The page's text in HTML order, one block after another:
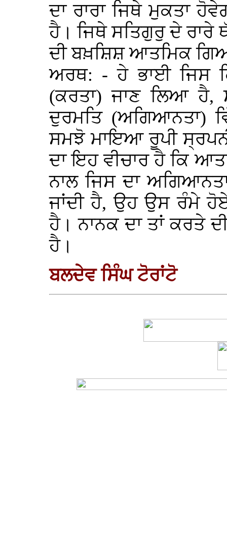
ਦਾ ਰਾਰਾ ਜਿਥੇ ਮੁਕਤਾ
ਹੈ। ਜਿਥੇ ਸਤਿਗੁਰੁ ਦੇ
ਦੀ ਬਖ਼ਸ਼ਿਸ਼ ਆਤਮਿਕ
ਅਰਥ: - ਹੇ ਭਾਈ ਜਿਸ
(ਕਰਤਾ) ਜਾਣ ਲਿਆ
ਦੁਰਮਤਿ
ਸਮਝੋ ਮਾਇਆ ਰੂਪੀ
ਦਾ ਇਹ ਵੀਚਾਰ ਹੈ ਕਿ
ਨਾਲ ਜਿਸ ਦਾ
ਜਾਂਦੀ ਹੈ, ਉਹ ਉਸ ਰੰਮੇ
ਹੈ। ਨਾਨਕ ਦਾ ਤਾਂ ਕਰਤੇ
ਹੈ।
ਬਲਦੇਵ ਸਿੰਘ ਟੋਰਾਂਟੋ